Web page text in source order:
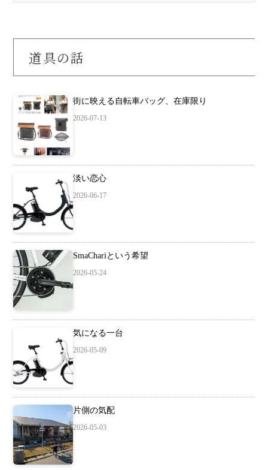
道具の話
街に映える自転車バッグ、在庫限り
2026-07-13
淡い恋心
2026-06-17
SmaChariという希望
2026-05-24
気になる一台
2026-05-09
片側の気配
2026-05-03